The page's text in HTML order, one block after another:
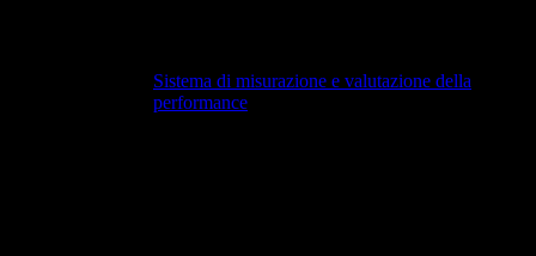
Sistema di misurazione e valutazione della
performance